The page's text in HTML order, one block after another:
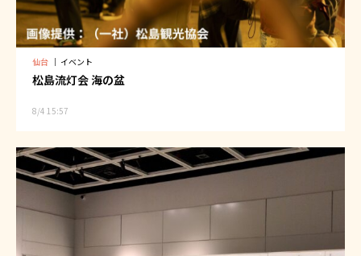
仙台 ｜ イベント
松島流灯会 海の盆
8/4 15:57